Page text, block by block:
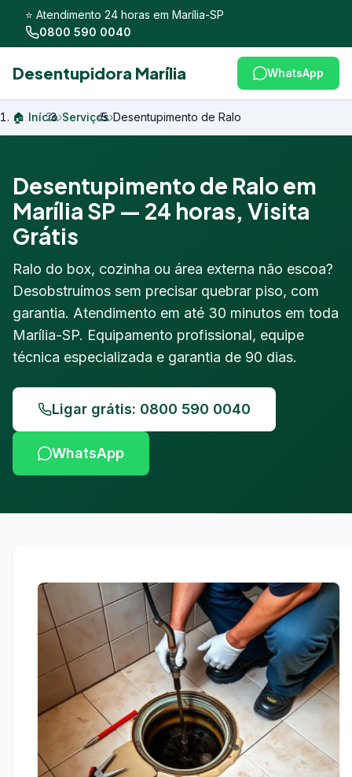
⭐ Atendimento 24 horas em Marília-SP
0800 590 0040
Desentupidora Marília WhatsApp
🏠 Início›Serviços›Desentupimento de Ralo
Desentupimento de Ralo em
Marília SP — 24 horas, Visita
Grátis
Ralo do box, cozinha ou área externa não escoa?
Desobstruímos sem precisar quebrar piso, com
garantia. Atendimento em até 30 minutos em toda
Marília-SP. Equipamento profissional, equipe
técnica especializada e garantia de 90 dias.
Ligar grátis: 0800 590 0040
WhatsApp